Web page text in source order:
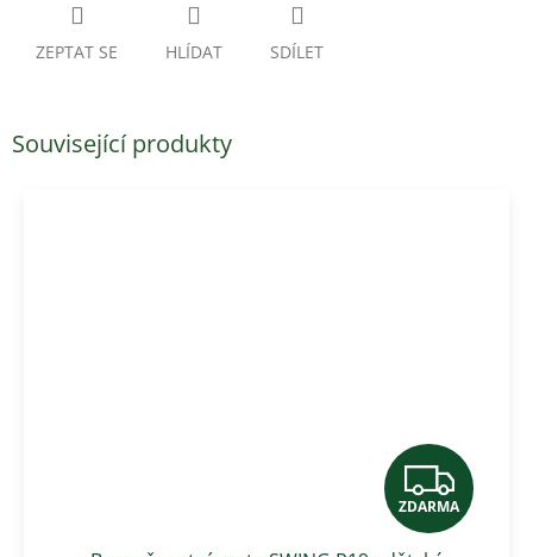
ZEPTAT SE HLÍDAT SDÍLET
Související produkty
Z
D
ZDARMA